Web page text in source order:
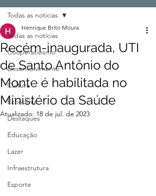
Todas as notícias
Cooperativismo
Desenvolvimento
Cultura
Economia
Destaques
Educação
Lazer
Infraestrutura
Esporte
Todas as notícias
Recém-inaugurada, UTI
de Santo Antônio do
Monte é habilitada no
Ministério da Saúde
Henrique Brito Moura
Atualizado: 18 de jul. de 2023